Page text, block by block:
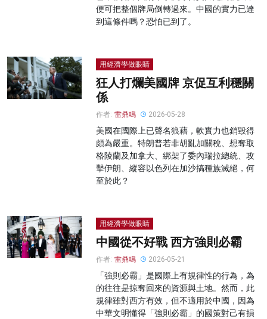
便可把整個牌局倒轉過來。中國的實力已達
到這條件嗎？恐怕已到了。
用經濟學做眼睛
狂人打爛美國牌 京促互利穩關
係
作者: 雷鼎鳴 2026-05-28
美國在國際上已聲名狼藉，軟實力也銷毀得
頗為嚴重。特朗普若非胡亂加關稅、想奪取
格陵蘭及加拿大、綁架了委內瑞拉總統、攻
擊伊朗、縱容以色列在加沙搞種族滅絕，何
至於此？
用經濟學做眼睛
中國從不好戰 西方強則必霸
作者: 雷鼎鳴 2026-05-21
「強則必霸」是國際上有規律性的行為，為
的往往是掠奪回來的資源與土地。然而，此
規律雖對西方有效，但不適用於中國，因為
中華文明懂得「強則必霸」的國策對己有損